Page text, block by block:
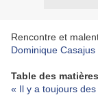
Rencontre et
Dominique Casajus
Table des matières
« Il y a toujours